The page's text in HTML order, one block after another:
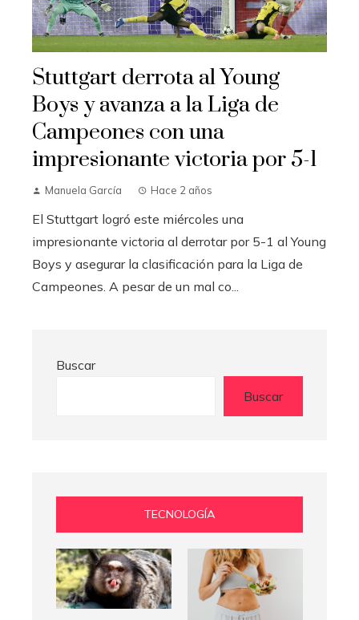
Stuttgart derrota al Young
Boys y avanza a la Liga de
Campeones con una
impresionante victoria por 5-1
Manuela García Hace 2 años
El Stuttgart logró este miércoles una
impresionante victoria al derrotar por 5-1 al Young
Boys y asegurar la clasificación para la Liga de
Campeones. A pesar de un mal co...
Buscar
Buscar
TECNOLOGÍA